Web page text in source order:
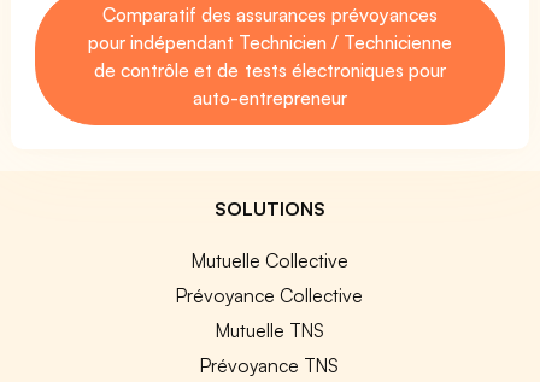
Comparatif des assurances prévoyances
pour indépendant Technicien / Technicienne
de contrôle et de tests électroniques pour
auto-entrepreneur
SOLUTIONS
Mutuelle Collective
Prévoyance Collective
Mutuelle TNS
Prévoyance TNS